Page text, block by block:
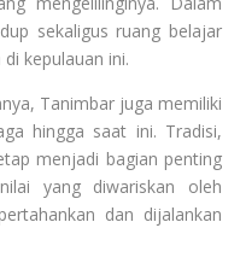
sekaligus ruang belajar
kepulauan ini.
Tanimbar juga memiliki
hingga saat ini. Tradisi,
menjadi bagian penting
yang diwariskan oleh
dan dijalankan